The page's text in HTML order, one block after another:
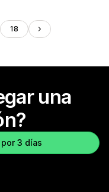
18
una
3 días